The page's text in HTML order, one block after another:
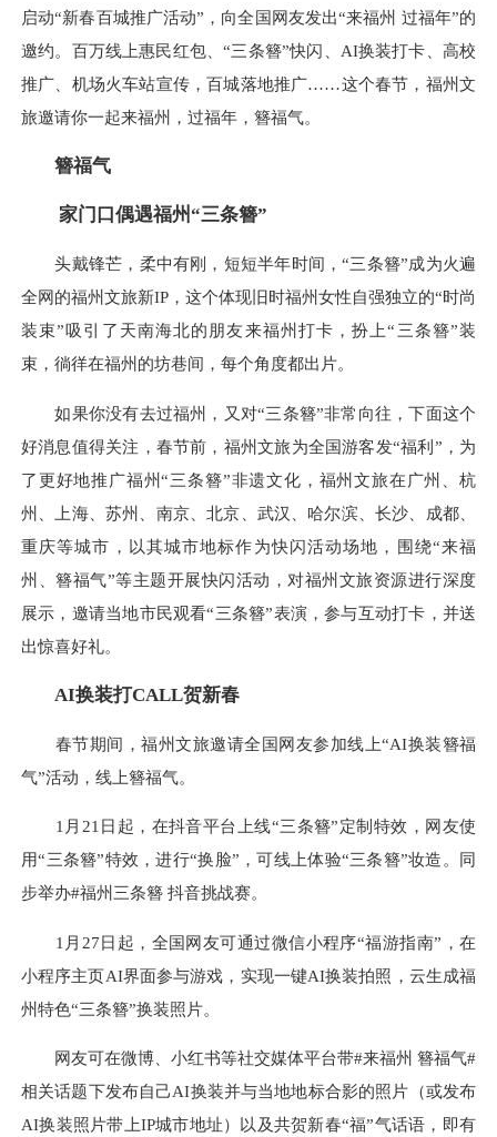
启动“新春百城推广活动”，向全国网友发出“来福州 过福年”的
邀约。百万线上惠民红包、“三条簪”快闪、AI换装打卡、高校
推广、机场火车站宣传，百城落地推广……这个春节，福州文
旅邀请你一起来福州，过福年，簪福气。
簪福气
家门口偶遇福州“三条簪”
头戴锋芒，柔中有刚，短短半年时间，“三条簪”成为火遍
全网的福州文旅新IP，这个体现旧时福州女性自强独立的“时尚
装束”吸引了天南海北的朋友来福州打卡，扮上“三条簪”装
束，徜徉在福州的坊巷间，每个角度都出片。
如果你没有去过福州，又对“三条簪”非常向往，下面这个
好消息值得关注，春节前，福州文旅为全国游客发“福利”，为
了更好地推广福州“三条簪”非遗文化，福州文旅在广州、杭
州、上海、苏州、南京、北京、武汉、哈尔滨、长沙、成都、
重庆等城市，以其城市地标作为快闪活动场地，围绕“来福
州、簪福气”等主题开展快闪活动，对福州文旅资源进行深度
展示，邀请当地市民观看“三条簪”表演，参与互动打卡，并送
出惊喜好礼。
AI换装打CALL贺新春
春节期间，福州文旅邀请全国网友参加线上“AI换装簪福
气”活动，线上簪福气。
1月21日起，在抖音平台上线“三条簪”定制特效，网友使
用“三条簪”特效，进行“换脸”，可线上体验“三条簪”妆造。同
步举办#福州三条簪 抖音挑战赛。
1月27日起，全国网友可通过微信小程序“福游指南”，在
小程序主页AI界面参与游戏，实现一键AI换装拍照，云生成福
州特色“三条簪”换装照片。
网友可在微博、小红书等社交媒体平台带#来福州 簪福气#
相关话题下发布自己AI换装并与当地地标合影的照片（或发布
AI换装照片带上IP城市地址）以及共贺新春“福”气话语，即有